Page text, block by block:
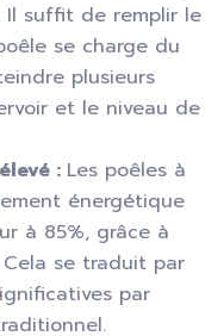
Il suffit de remplir le
se charge du
plusieurs
et le niveau de
: Les poêles à
énergétique
à 85%, grâce à
se traduit par
par